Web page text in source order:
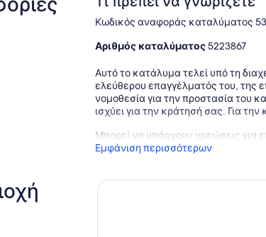
Κωδικός αναφοράς καταλύματος
Αριθμός καταλύματος5223867
Αυτό το κατάλυμα τελεί υπό τη
ελεύθερου επαγγέλματός του, της
νομοθεσία για την προστασία του
ισχύει για την κράτησή σας. Για
Μπορεί να υπάρχουν χρεώσεις για
Εμφάνιση περισσότερων